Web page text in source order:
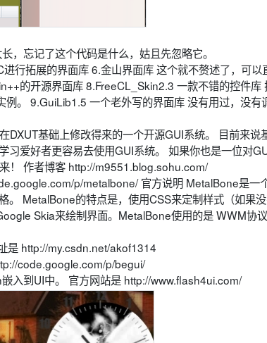
忘记了这个代码是什么，姑且先忽略它。
行拓展的界面库 6.金山界面库 这个就不赘述了，可以
的开源界面库 8.FreeCL_Skin2.3 一款不错的控件库
。 9.GuiLib1.5 一个老外写的界面库 没有用过，没有
基础上修改得来的一个开源GUI系统。 目前来说
习爱好者更容易去使用GUI系统。 如果你也是一位对
！ 作者博客 http://m9551.blog.sohu.com/
p/metalbone/ 官方说明 MetalBone是一
MetalBone的特点是，使用CSS来定制样式（如果
Skia来绘制界面。MetalBone使用的是 WWM协
是 http://my.csdn.net/akof1314
code.google.com/p/begui/
入到UI中。 官方网站是 http://www.flash4ui.com/